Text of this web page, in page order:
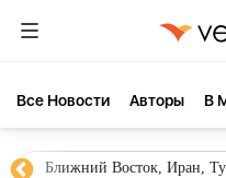
Все Новости Aвторы В
Ближний Восток, Иран,